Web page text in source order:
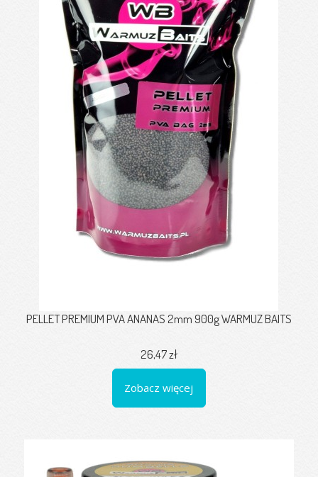
PELLET PREMIUM PVA ANANAS 2mm 900g WARMUZ BAITS
26,47 zł
Zobacz więcej